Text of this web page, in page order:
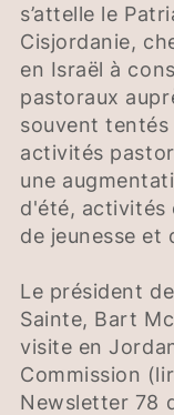
s’attelle le
Cisjordanie,
en Israël à
pastoraux
souvent tentés
activités
une
d'été, activités
de jeunesse et
Le président
Sainte, Bart
visite en
Commission
Newsletter 78